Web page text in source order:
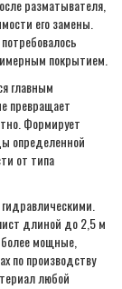
разматывателя,
его замены.
покрытием.
главным
превращает
Формирует
определенной
от типа
длиной до 2,5 м
мощные,
по производству
любой